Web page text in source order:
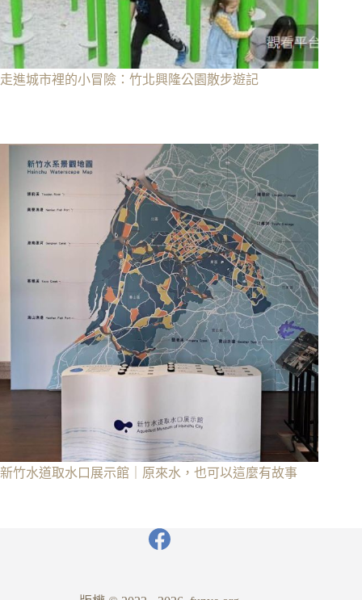
走進城市裡的小冒險：竹北興隆公園散步遊記
新竹水道取水口展示館｜原來水，也可以這麼有故事